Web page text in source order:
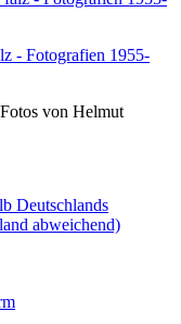
- Fotografien 1955-
von Helmut
Deutschlands
abweichend)